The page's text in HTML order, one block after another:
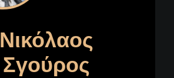
Νικόλαος
Σγούρος